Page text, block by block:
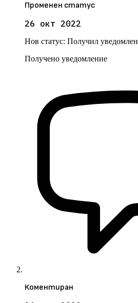
Променен статус
26 окт 2022
Нов статус: Получил
Получено уведомление
Коментиран